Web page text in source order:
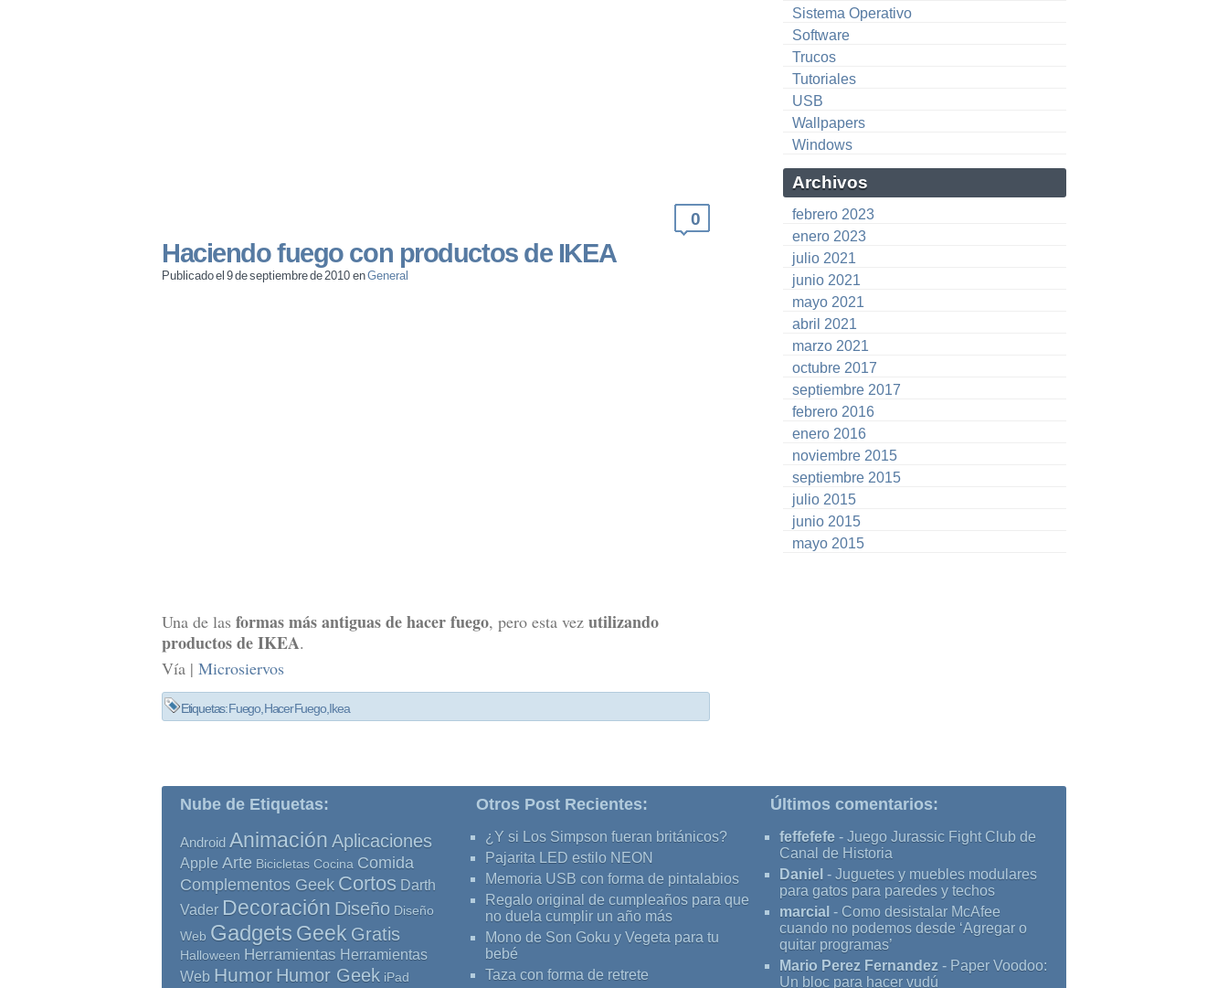
0
Haciendo fuego con productos de IKEA
Publicado el 9 de septiembre de 2010 enGeneral
Una de las formas más antiguas de hacer fuego, pero esta vez utilizando
productos de IKEA.
Vía | Microsiervos
Etiquetas:Fuego Hacer Fuego, Ikea
Sistema Operativo
Software
Trucos
Tutoriales
USB
Wallpapers
Windows
Archivos
febrero 2023
enero 2023
julio 2021
junio 2021
mayo 2021
abril 2021
marzo 2021
octubre 2017
septiembre 2017
febrero 2016
enero 2016
noviembre 2015
septiembre 2015
julio 2015
junio 2015
mayo 2015
Nube de Etiquetas:
Android Animación Aplicaciones
Apple Arte Bicicletas Cocina Comida
Complementos Geek Cortos Darth
Vader Decoración Diseño Diseño
Web Gadgets Geek Gratis
Halloween Herramientas Herramientas
Web Humor Humor Geek iPad
Otros Post Recientes:
¿Y si Los Simpson fueran británicos?
Pajarita LED estilo NEON
Memoria USB con forma de pintalabios
Regalo original de cumpleaños para que
no duela cumplir un año más
Mono de Son Goku y Vegeta para tu
bebé
Taza con forma de retrete
Últimos comentarios:
feffefefe - Juego Jurassic Fight Club de
Canal de Historia
Daniel - Juguetes y muebles modulares
para gatos para paredes y techos
marcial - Como desistalar McAfee
cuando no podemos desde ‘Agregar o
quitar programas’
Mario Perez Fernandez - Paper Voodoo:
Un bloc para hacer vudú